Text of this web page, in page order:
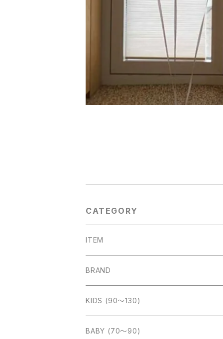
CATEGORY
ITEM
outer
tops
cut sew
bottom
BRAND
Amber (kids)
Aosta (baby&kids)
KIDS (90〜130)
BABY (70〜90)